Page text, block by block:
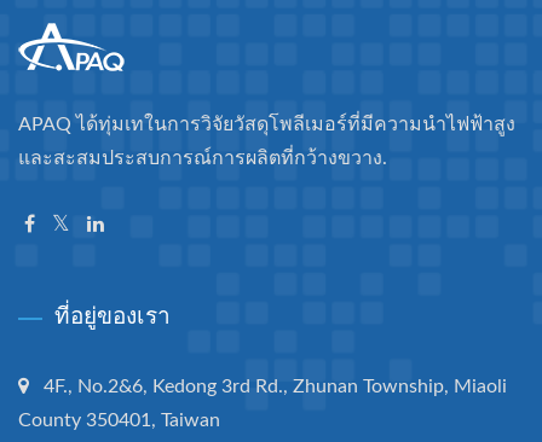
APAQ ได้ทุ่มเทในการวิจัยวัสดุโพลีเมอร์ที่มีความนำไฟฟ้าสูง
และสะสมประสบการณ์การผลิตที่กว้างขวาง.
ที่อยู่ของเรา
4F., No.2&6, Kedong 3rd Rd., Zhunan Township, Miaoli
County 350401, Taiwan